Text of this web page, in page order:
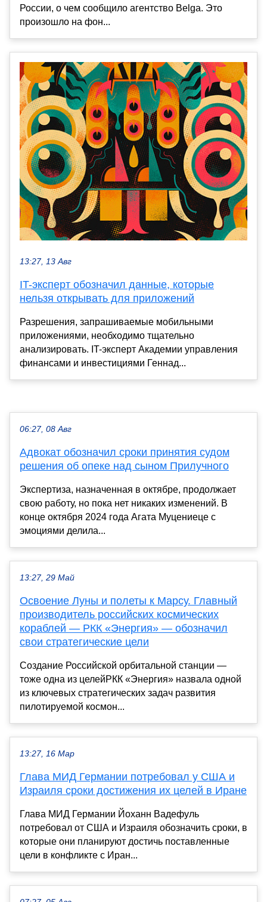
России, о чем сообщило агентство Belga. Это
произошло на фон...
13:27, 13 Авг
IT-эксперт обозначил данные, которые
нельзя открывать для приложений
Разрешения, запрашиваемые мобильными
приложениями, необходимо тщательно
анализировать. IT-эксперт Академии управления
финансами и инвестициями Геннад...
06:27, 08 Авг
Адвокат обозначил сроки принятия судом
решения об опеке над сыном Прилучного
Экспертиза, назначенная в октябре, продолжает
свою работу, но пока нет никаких изменений. В
конце октября 2024 года Агата Муцениеце с
эмоциями делила...
13:27, 29 Май
Освоение Луны и полеты к Марсу. Главный
производитель российских космических
кораблей — РКК «Энергия» — обозначил
свои стратегические цели
Создание Российской орбитальной станции —
тоже одна из целейРКК «Энергия» назвала одной
из ключевых стратегических задач развития
пилотируемой космон...
13:27, 16 Мар
Глава МИД Германии потребовал у США и
Израиля сроки достижения их целей в Иране
Глава МИД Германии Йоханн Вадефуль
потребовал от США и Израиля обозначить сроки, в
которые они планируют достичь поставленные
цели в конфликте с Иран...